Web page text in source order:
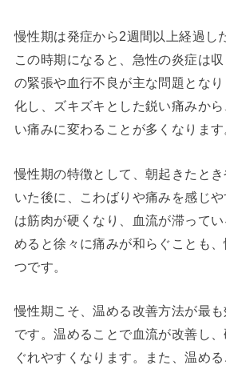
慢性期は発症から2週間以上経過し
この時期になると、急性の炎症は
の緊張や血行不良が主な問題とな
化し、ズキズキとした鋭い痛みか
い痛みに変わることが多くなります
慢性期の特徴として、朝起きたと
いた後に、こわばりや痛みを感じ
は筋肉が硬くなり、血流が滞って
めると徐々に痛みが和らぐことも
つです。
慢性期こそ、温める改善方法が最
です。温めることで血流が改善し
ぐれやすくなります。また、温め